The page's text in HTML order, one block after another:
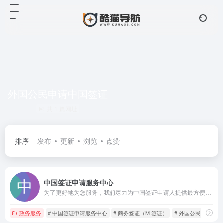
排序 发布 更新 浏览 点赞
中国签证申请服务中心
政务服务 # 中国签证申请服务中心 # 商务签证（M 签证） # 外国公民申请中